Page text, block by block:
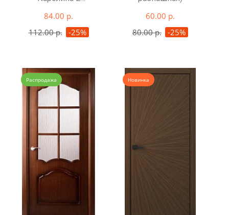
84.00 р.
112.00 р.
-25%
60.00 р.
80.00 р. -25%
Распродажа Новинка